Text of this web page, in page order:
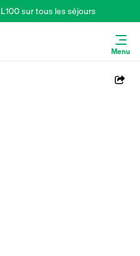
sur tous les séjours
Menu